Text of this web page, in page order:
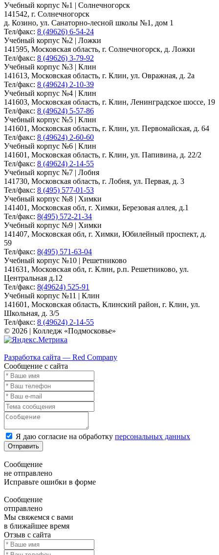
Учебный корпус №1 | Солнечногорск
141542, г. Солнечногорск
д. Козино, ул. Санаторно-лесной школы №1, дом 1
Тел/факс: 8 (49626) 6-54-24
Учебный корпус №2 | Ложки
141595, Московская область, г. Солнечногорск, д. Ложки
Тел/факс: 8 (49626) 3-79-92
Учебный корпус №3 | Клин
141613, Московская область, г. Клин, ул. Овражная, д. 2а
Тел/факс: 8 (49624) 2-10-39
Учебный корпус №4 | Клин
141603, Московская область, г. Клин, Ленинградское шоссе, 19
Тел/факс: 8 (49624) 5-57-86
Учебный корпус №5 | Клин
141601, Московская область, г. Клин, ул. Первомайская, д. 64
Тел/факс: 8 (49624) 2-60-60
Учебный корпус №6 | Клин
141601, Московская область, г. Клин, ул. Папивина, д. 22/2
Тел/факс: 8 (49624) 2-14-55
Учебный корпус №7 | Лобня
141730, Московская область, г. Лобня, ул. Первая, д. 3
Тел/факс: 8 (495) 577-01-53
Учебный корпус №8 | Химки
141401, Московская обл, г. Химки, Березовая аллея, д.1
Тел/факс: 8(495) 572-21-34
Учебный корпус №9 | Химки
141407, Московская обл, г. Химки, Юбилейный проспект, д.
59
Тел/факс: 8(495) 571-63-04
Учебный корпус №10 | Решетниково
141631, Московская обл, г. Клин, р.п. Решетниково, ул.
Центральная д.12
Тел/факс: 8(49624) 525-91
Учебный корпус №11 | Клин
141601, Московская область, Клинский район, г. Клин, ул.
Школьная, д. 3/5
Тел/факс: 8 (49624) 2-14-55
© 2026 | Колледж «Подмосковье»
Разработка сайта — Red Company
Сообщение с сайта
Я даю согласие на обработку персональных данных
Отправить
Сообщение
не отправлено
Исправьте ошибки в форме
Сообщение
отправлено
Мы свяжемся с вами
в ближайшее время
Отзыв с сайта